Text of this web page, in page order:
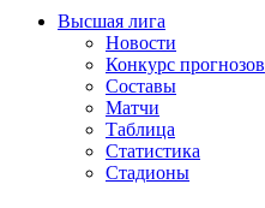
Высшая лига
Новости
Конкурс прогнозов
Составы
Матчи
Таблица
Статистика
Стадионы